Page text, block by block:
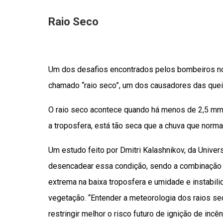
Raio Seco
Um dos desafios encontrados pelos bombeiros
chamado “raio seco”, um dos causadores das
O raio seco acontece quando há menos de 2,5
a troposfera, está tão seca que a chuva que
Um estudo feito por Dmitri Kalashnikov, da
desencadear essa condição, sendo a
extrema na baixa troposfera e umidade e
vegetação. “Entender a meteorologia dos raios
restringir melhor o risco futuro de ignição de